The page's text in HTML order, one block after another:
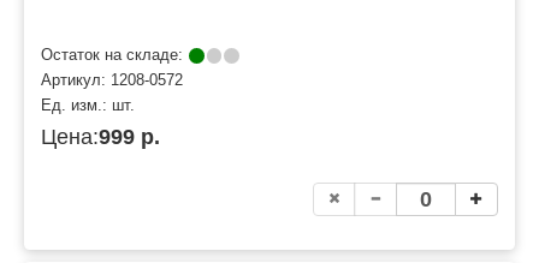
Остаток на складе:
Артикул: 1208-0572
Ед. изм.: шт.
Цена:999 р.